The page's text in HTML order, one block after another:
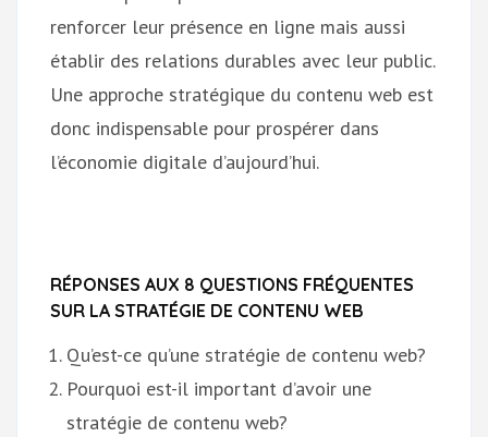
renforcer leur présence en ligne mais aussi
établir des relations durables avec leur public.
Une approche stratégique du contenu web est
donc indispensable pour prospérer dans
l’économie digitale d’aujourd’hui.
RÉPONSES AUX 8 QUESTIONS FRÉQUENTES
SUR LA STRATÉGIE DE CONTENU WEB
Qu’est-ce qu’une stratégie de contenu web?
Pourquoi est-il important d’avoir une
stratégie de contenu web?